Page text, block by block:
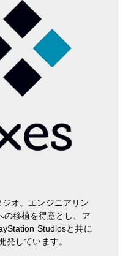
オ。エンジニアリン
の移植を得意とし、ア
Studiosと共に
発しています。